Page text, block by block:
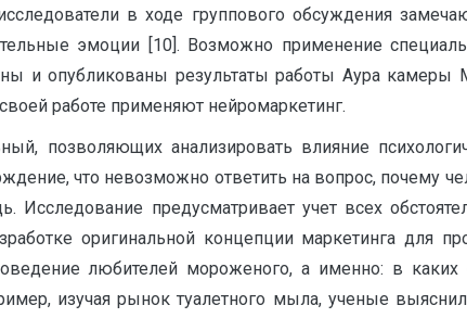
в ходе группового обсуждения
эмоции [10]. Возможно применение
и опубликованы результаты работы Аура камеры
работе применяют нейромаркетинг.
позволяющих анализировать влияние
что невозможно ответить на вопрос, почему
предусматривает учет всех
оригинальной концепции маркетинга для
любителей мороженого, а именно: в каких
изучая рынок туалетного мыла, ученые